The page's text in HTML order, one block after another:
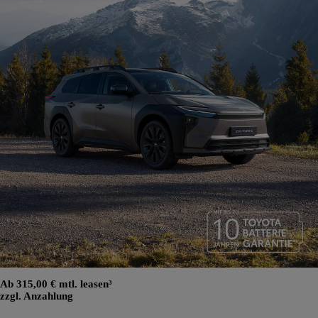
Ab 315,00 € mtl. leasen³
zzgl. Anzahlung